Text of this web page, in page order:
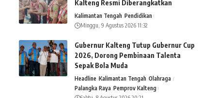
Kalteng Resmi Diberangkatkan
Kalimantan Tengah Pendidikan
Minggu, 9 Agustus 2026 11:32
Gubernur Kalteng Tutup Gubernur Cup
2026, Dorong Pembinaan Talenta
Sepak Bola Muda
Headline Kalimantan Tengah Olahraga
Palangka Raya Pemprov Kalteng